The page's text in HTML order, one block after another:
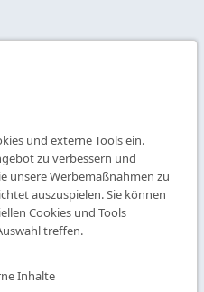
Galerie
Über uns
Kontakt
und externe Tools ein.
zu verbessern und
unsere Werbemaßnahmen zu
auszuspielen. Sie können
Cookies und Tools
treffen.
Inhalte